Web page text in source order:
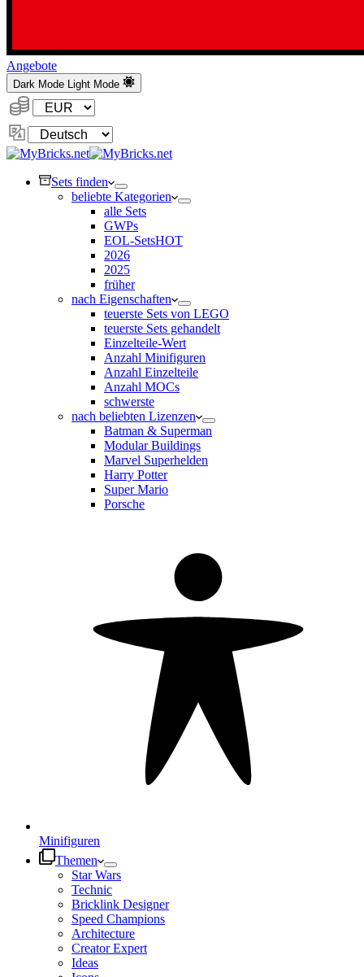
Angebote
Dark Mode Light Mode
Währung:
Sprache
ändern
Sets finden
beliebte Kategorien
alle Sets
GWPs
EOL-SetsHOT
2026
2025
früher
nach Eigenschaften
teuerste Sets von LEGO
teuerste Sets gehandelt
Einzelteile-Wert
Anzahl Minifiguren
Anzahl Einzelteile
Anzahl MOCs
schwerste
nach beliebten Lizenzen
Batman & Superman
Modular Buildings
Marvel Superhelden
Harry Potter
Super Mario
Porsche
Minifiguren
Themen
Star Wars
Technic
Bricklink Designer
Speed Champions
Architecture
Creator Expert
Ideas